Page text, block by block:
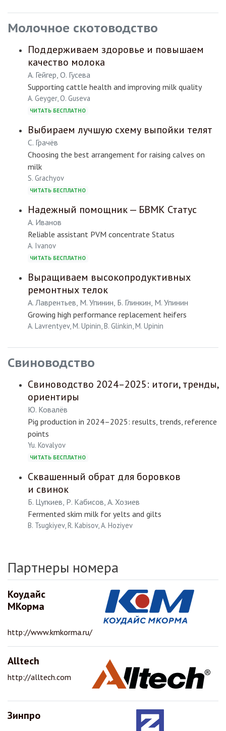
Молочное скотоводство
Поддерживаем здоровье и повышаем
качество молока
А. Гейгер, О. Гусева
Supporting cattle health and improving milk quality
A. Geyger, O. Guseva
ЧИТАТЬ БЕСПЛАТНО
Выбираем лучшую схему выпойки телят
С. Грачёв
Choosing the best arrangement for raising calves on
milk
S. Grachyov
ЧИТАТЬ БЕСПЛАТНО
Надежный помощник — БВМК Статус
А. Иванов
Reliable assistant PVM concentrate Status
A. Ivanov
ЧИТАТЬ БЕСПЛАТНО
Выращиваем высокопродуктивных
ремонтных телок
А. Лаврентьев, М. Упинин, Б. Глинкин, М. Упинин
Growing high performance replacement heifers
A. Lavrentyev, M. Upinin, B. Glinkin, M. Upinin
Свиноводство
Свиноводство 2024–2025: итоги, тренды,
ориентиры
Ю. Ковалёв
Pig production in 2024–2025: results, trends, reference
points
Yu. Kovalyov
ЧИТАТЬ БЕСПЛАТНО
Сквашенный обрат для боровков
и свинок
Б. Цугкиев, Р. Кабисов, А. Хозиев
Fermented skim milk for yelts and gilts
B. Tsugkiyev, R. Kabisov, A. Hoziyev
Партнеры номера
Коудайс
МКорма
http://www.kmkorma.ru/
Alltech
http://alltech.com
Зинпро